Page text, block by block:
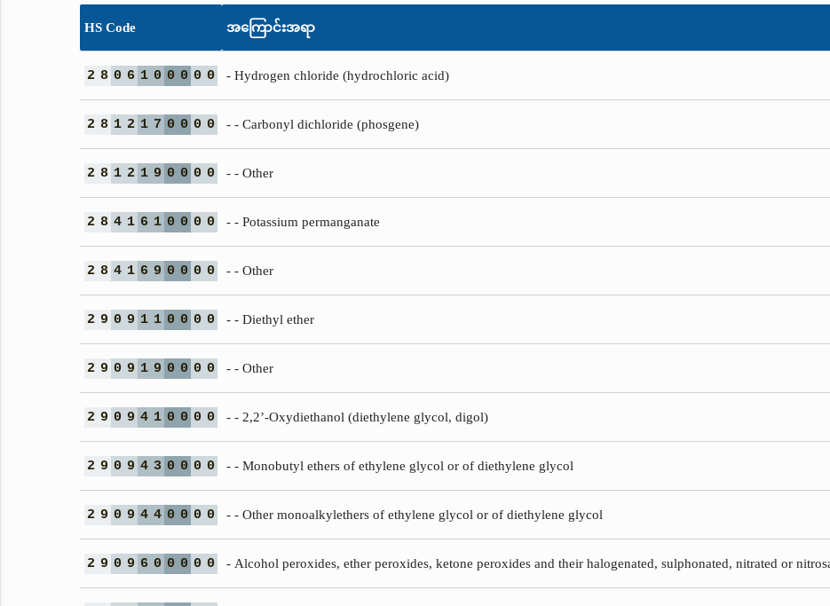
HS Code အကြောင်းအရာ
2 8 0 6 1 0 0 0 0 0 - Hydrogen chloride (hydrochloric acid)
2 8 1 2 1 7 0 0 0 0 - - Carbonyl dichloride (phosgene)
2 8 1 2 1 9 0 0 0 0 - - Other
2 8 4 1 6 1 0 0 0 0 - - Potassium permanganate
2 8 4 1 6 9 0 0 0 0 - - Other
2 9 0 9 1 1 0 0 0 0 - - Diethyl ether
2 9 0 9 1 9 0 0 0 0 - - Other
2 9 0 9 4 1 0 0 0 0 - - 2,2’-Oxydiethanol (diethylene glycol, digol)
2 9 0 9 4 3 0 0 0 0 - - Monobutyl ethers of ethylene glycol or of diethylene glycol
2 9 0 9 4 4 0 0 0 0 - - Other monoalkylethers of ethylene glycol or of diethylene glycol
2 9 0 9 6 0 0 0 0 0 - Alcohol peroxides, ether peroxides, ketone peroxides and their halogenated, sulphonated, nitrated or